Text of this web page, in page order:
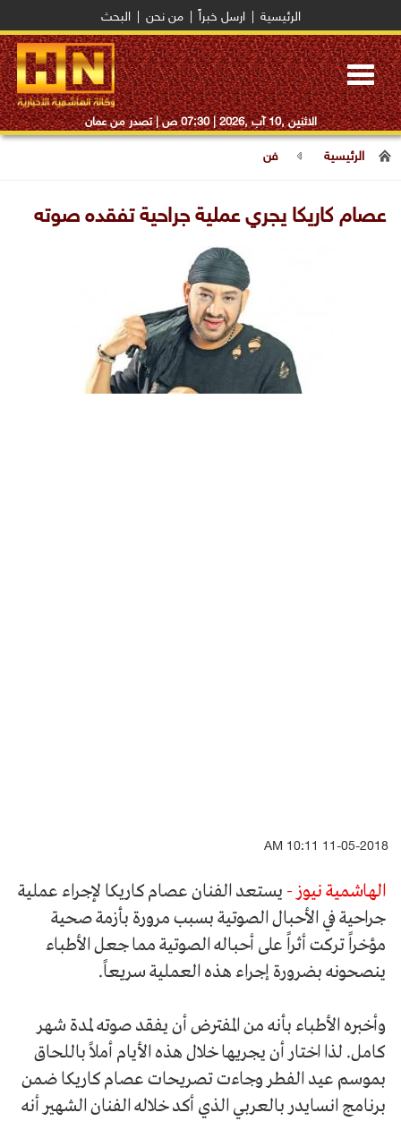
الرئيسية ارسل خبراً من نحن البحث
Toggle
navigation
الاثنين ,10 آب ,2026 | 07:30 ص | تصدر من عمان
الرئيسية فن
عصام كاريكا يجري عملية جراحية تفقده صوته
11-05-2018 10:11 AM
الهاشمية نيوز - يستعد الفنان عصام كاريكا لإجراء عملية
جراحية في الأحبال الصوتية بسبب مرورة بأزمة صحية
مؤخراً تركت أثراً على أحباله الصوتية مما جعل الأطباء
ينصحونه بضرورة إجراء هذه العملية سريعاً.
وأخبره الأطباء بأنه من المفترض أن يفقد صوته لمدة شهر
كامل. لذا اختار أن يجريها خلال هذه الأيام أملاً باللحاق
بموسم عيد الفطر وجاءت تصريحات عصام كاريكا ضمن
برنامج انسايدر بالعربي الذي أكد خلاله الفنان الشهير أنه